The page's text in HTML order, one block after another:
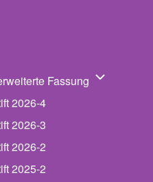
Fassung
2026-4
2026-3
2026-2
2025-2